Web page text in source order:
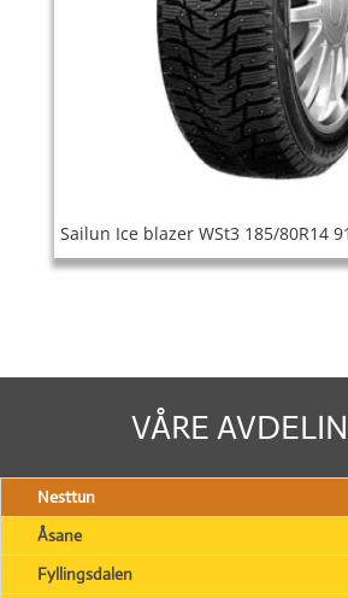
Sailun Ice blazer WSt3 185/80R14
VÅRE
Nesttun
Åsane
Fyllingsdalen